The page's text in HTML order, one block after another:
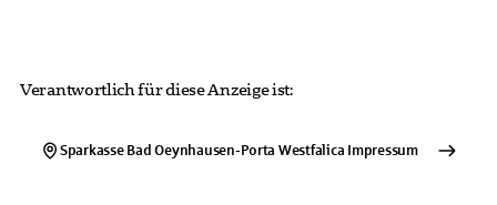
Verantwortlich für diese Anzeige ist:
Sparkasse Bad Oeynhausen-Porta Westfalica Impressum